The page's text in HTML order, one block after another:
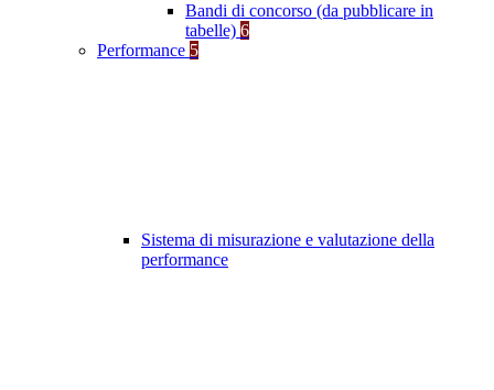
Bandi di concorso (da pubblicare in
tabelle) 6
Performance 5
Sistema di misurazione e valutazione della
performance